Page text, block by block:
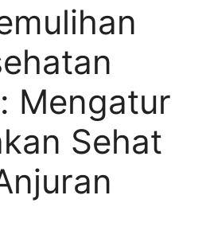
Mengatur
Sehat